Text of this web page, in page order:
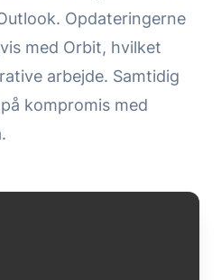
Opdateringerne
med Orbit, hvilket
arbejde. Samtidig
kompromis med